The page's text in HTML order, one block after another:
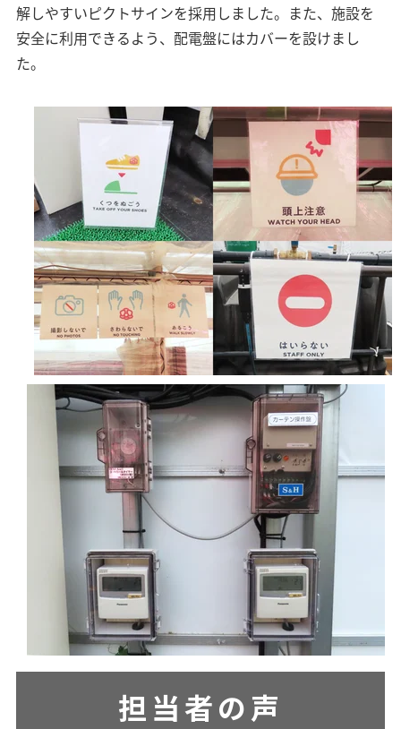
解しやすいピクトサインを採用しました。また、施設を
安全に利用できるよう、配電盤にはカバーを設けまし
た。
担当者の声